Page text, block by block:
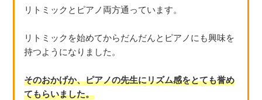
リトミックとピアノ両方通っています。
リトミックを始めてからだんだんとピアノにも興味を
持つようになりました。
そのおかげか、ピアノの先生にリズム感をとても誉め
てもらいました。